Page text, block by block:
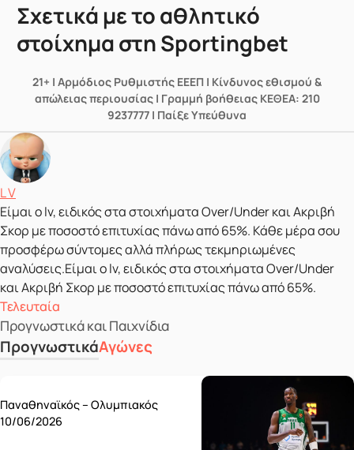
Τελευταία
Προγνωστικά και Παιχνίδια
ΠρογνωστικάΑγώνες
Παναθηναϊκός – Ολυμπιακός
10/06/2026
Σχετικά με το αθλητικό
στοίχημα στη Sportingbet
21+ | Αρμόδιος Ρυθμιστής ΕΕΕΠ | Κίνδυνος εθισμού &
απώλειας περιουσίας | Γραμμή βοήθειας ΚΕΘΕΑ: 210
9237777 | Παίξε Υπεύθυνα
Δημοσιεύτηκε από
L V
Είμαι ο lv, ειδικός στα στοιχήματα Over/Under και Ακριβή
Σκορ με ποσοστό επιτυχίας πάνω από 65%. Κάθε μέρα σου
προσφέρω σύντομες αλλά πλήρως τεκμηριωμένες
αναλύσεις.Είμαι ο lv, ειδικός στα στοιχήματα Over/Under
και Ακριβή Σκορ με ποσοστό επιτυχίας πάνω από 65%.